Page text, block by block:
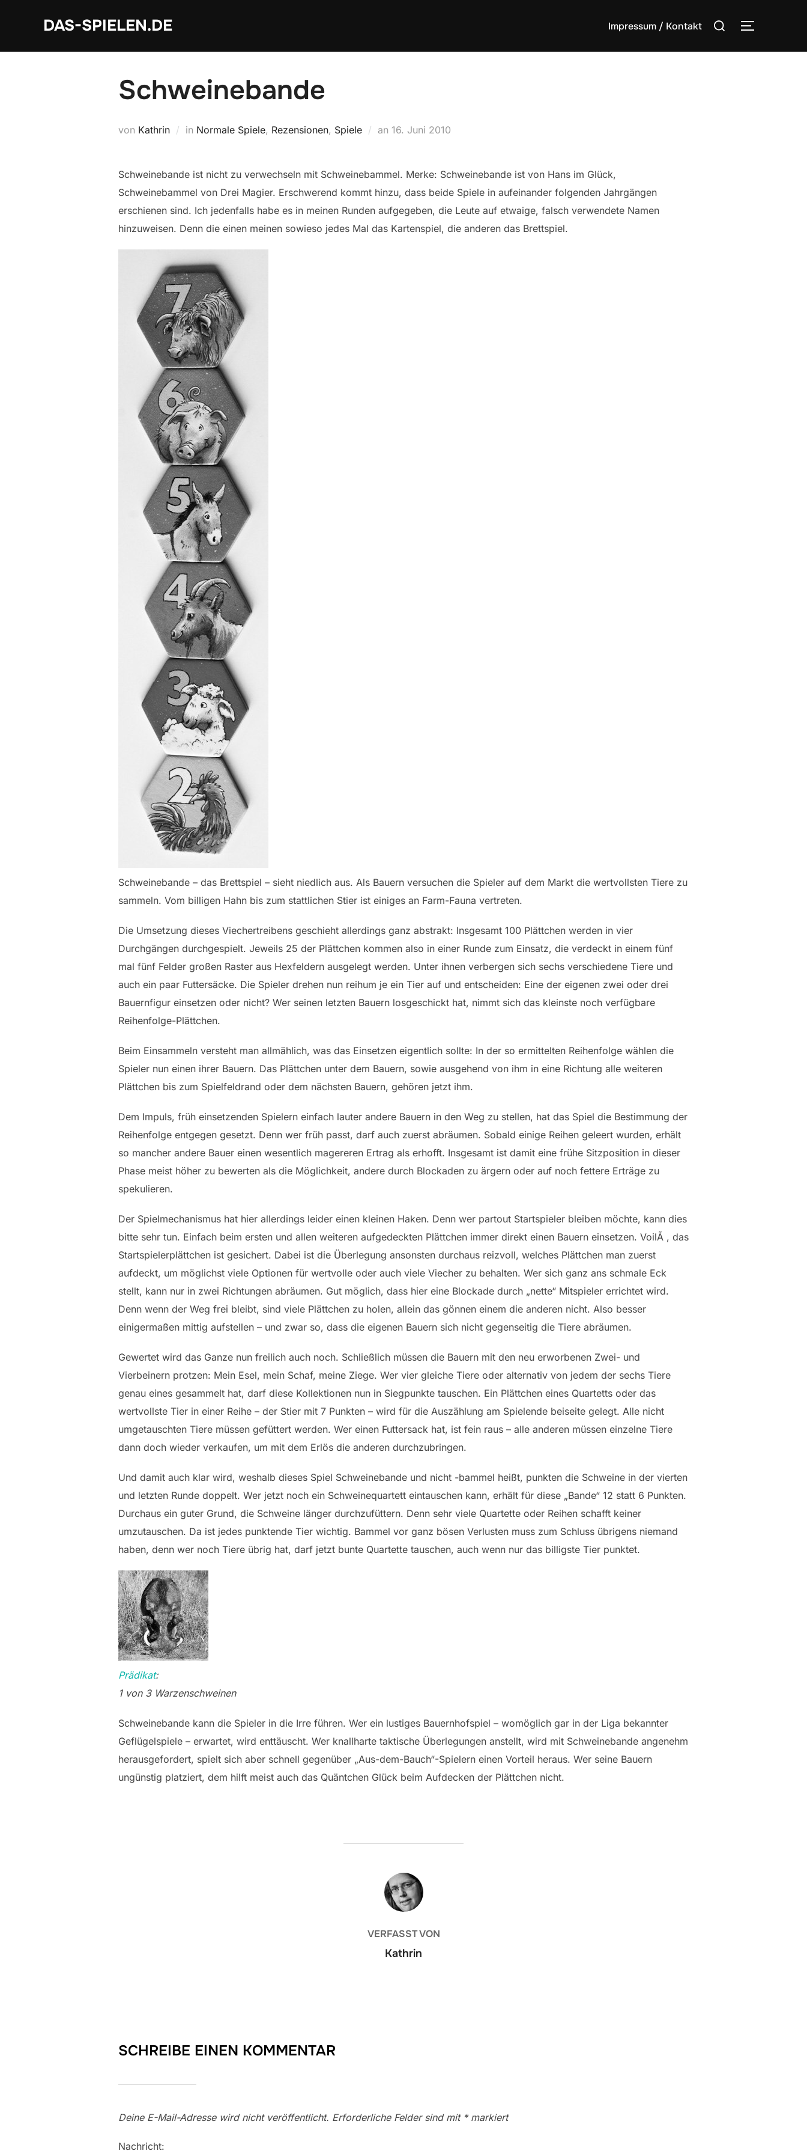
DAS-SPIELEN.DE Impressum / Kontakt
Suchen
Schweinebande
von Kathrin in Normale Spiele, Rezensionen, Spiele an Veröffentlicht
16. Juni 2010
Schweinebande ist nicht zu verwechseln mit Schweinebammel. Merke: Schweinebande ist von Hans im Glück,
Schweinebammel von Drei Magier. Erschwerend kommt hinzu, dass beide Spiele in aufeinander folgenden Jahrgängen
erschienen sind. Ich jedenfalls habe es in meinen Runden aufgegeben, die Leute auf etwaige, falsch verwendete Namen
hinzuweisen. Denn die einen meinen sowieso jedes Mal das Kartenspiel, die anderen das Brettspiel.
Schweinebande – das Brettspiel – sieht niedlich aus. Als Bauern versuchen die Spieler auf dem Markt die wertvollsten Tiere zu
sammeln. Vom billigen Hahn bis zum stattlichen Stier ist einiges an Farm-Fauna vertreten.
Die Umsetzung dieses Viechertreibens geschieht allerdings ganz abstrakt: Insgesamt 100 Plättchen werden in vier
Durchgängen durchgespielt. Jeweils 25 der Plättchen kommen also in einer Runde zum Einsatz, die verdeckt in einem fünf
mal fünf Felder großen Raster aus Hexfeldern ausgelegt werden. Unter ihnen verbergen sich sechs verschiedene Tiere und
auch ein paar Futtersäcke. Die Spieler drehen nun reihum je ein Tier auf und entscheiden: Eine der eigenen zwei oder drei
Bauernfigur einsetzen oder nicht? Wer seinen letzten Bauern losgeschickt hat, nimmt sich das kleinste noch verfügbare
Reihenfolge-Plättchen.
Beim Einsammeln versteht man allmählich, was das Einsetzen eigentlich sollte: In der so ermittelten Reihenfolge wählen die
Spieler nun einen ihrer Bauern. Das Plättchen unter dem Bauern, sowie ausgehend von ihm in eine Richtung alle weiteren
Plättchen bis zum Spielfeldrand oder dem nächsten Bauern, gehören jetzt ihm.
Dem Impuls, früh einsetzenden Spielern einfach lauter andere Bauern in den Weg zu stellen, hat das Spiel die Bestimmung der
Reihenfolge entgegen gesetzt. Denn wer früh passt, darf auch zuerst abräumen. Sobald einige Reihen geleert wurden, erhält
so mancher andere Bauer einen wesentlich magereren Ertrag als erhofft. Insgesamt ist damit eine frühe Sitzposition in dieser
Phase meist höher zu bewerten als die Möglichkeit, andere durch Blockaden zu ärgern oder auf noch fettere Erträge zu
spekulieren.
Der Spielmechanismus hat hier allerdings leider einen kleinen Haken. Denn wer partout Startspieler bleiben möchte, kann dies
bitte sehr tun. Einfach beim ersten und allen weiteren aufgedeckten Plättchen immer direkt einen Bauern einsetzen. VoilÃ , das
Startspielerplättchen ist gesichert. Dabei ist die Überlegung ansonsten durchaus reizvoll, welches Plättchen man zuerst
aufdeckt, um möglichst viele Optionen für wertvolle oder auch viele Viecher zu behalten. Wer sich ganz ans schmale Eck
stellt, kann nur in zwei Richtungen abräumen. Gut möglich, dass hier eine Blockade durch „nette“ Mitspieler errichtet wird.
Denn wenn der Weg frei bleibt, sind viele Plättchen zu holen, allein das gönnen einem die anderen nicht. Also besser
einigermaßen mittig aufstellen – und zwar so, dass die eigenen Bauern sich nicht gegenseitig die Tiere abräumen.
Gewertet wird das Ganze nun freilich auch noch. Schließlich müssen die Bauern mit den neu erworbenen Zwei- und
Vierbeinern protzen: Mein Esel, mein Schaf, meine Ziege. Wer vier gleiche Tiere oder alternativ von jedem der sechs Tiere
genau eines gesammelt hat, darf diese Kollektionen nun in Siegpunkte tauschen. Ein Plättchen eines Quartetts oder das
wertvollste Tier in einer Reihe – der Stier mit 7 Punkten – wird für die Auszählung am Spielende beiseite gelegt. Alle nicht
umgetauschten Tiere müssen gefüttert werden. Wer einen Futtersack hat, ist fein raus – alle anderen müssen einzelne Tiere
dann doch wieder verkaufen, um mit dem Erlös die anderen durchzubringen.
Und damit auch klar wird, weshalb dieses Spiel Schweinebande und nicht -bammel heißt, punkten die Schweine in der vierten
und letzten Runde doppelt. Wer jetzt noch ein Schweinequartett eintauschen kann, erhält für diese „Bande“ 12 statt 6 Punkten.
Durchaus ein guter Grund, die Schweine länger durchzufüttern. Denn sehr viele Quartette oder Reihen schafft keiner
umzutauschen. Da ist jedes punktende Tier wichtig. Bammel vor ganz bösen Verlusten muss zum Schluss übrigens niemand
haben, denn wer noch Tiere übrig hat, darf jetzt bunte Quartette tauschen, auch wenn nur das billigste Tier punktet.
Prädikat:
1 von 3 Warzenschweinen
Schweinebande kann die Spieler in die Irre führen. Wer ein lustiges Bauernhofspiel – womöglich gar in der Liga bekannter
Geflügelspiele – erwartet, wird enttäuscht. Wer knallharte taktische Überlegungen anstellt, wird mit Schweinebande angenehm
herausgefordert, spielt sich aber schnell gegenüber „Aus-dem-Bauch“-Spielern einen Vorteil heraus. Wer seine Bauern
ungünstig platziert, dem hilft meist auch das Quäntchen Glück beim Aufdecken der Plättchen nicht.
BEITRAGSAUTOR
VERFASST VON
Kathrin
SCHREIBE EINEN KOMMENTAR
Deine E-Mail-Adresse wird nicht veröffentlicht. Erforderliche Felder sind mit *markiert
Nachricht: